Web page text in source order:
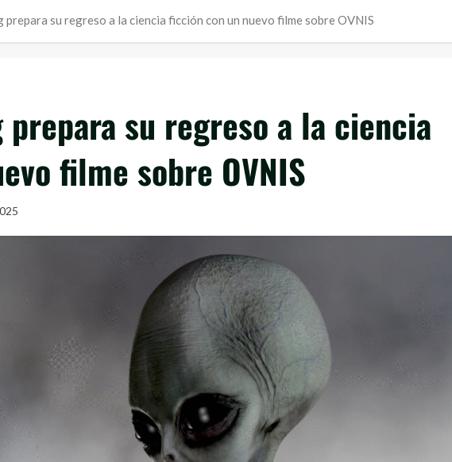
prepara su regreso a la ciencia ficción con un nuevo filme sobre OVNIS
su regreso a la ciencia
filme sobre OVNIS